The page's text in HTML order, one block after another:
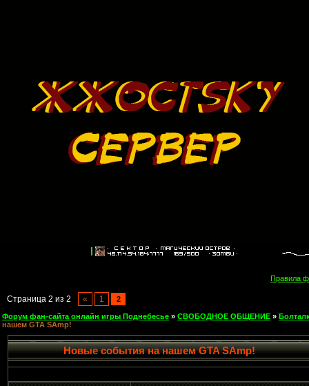
Правила
Страница 2 из 2 « 1 2
Форум фан-сайта онлайн игры Поднебесье » СВОБОДНОЕ ОБЩЕНИЕ »
нашем GTA SAmp!
Новые события на нашем GTA SAmp!